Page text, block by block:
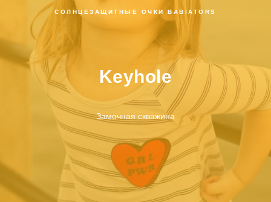
СОЛНЦЕЗАЩИТНЫЕ ОЧКИ BABIATORS
Keyhole
Замочная скважина